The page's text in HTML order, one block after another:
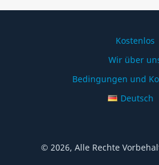
Kostenlos
Wir über
Bedingungen und
Deutsch
© 2026, Alle Rechte